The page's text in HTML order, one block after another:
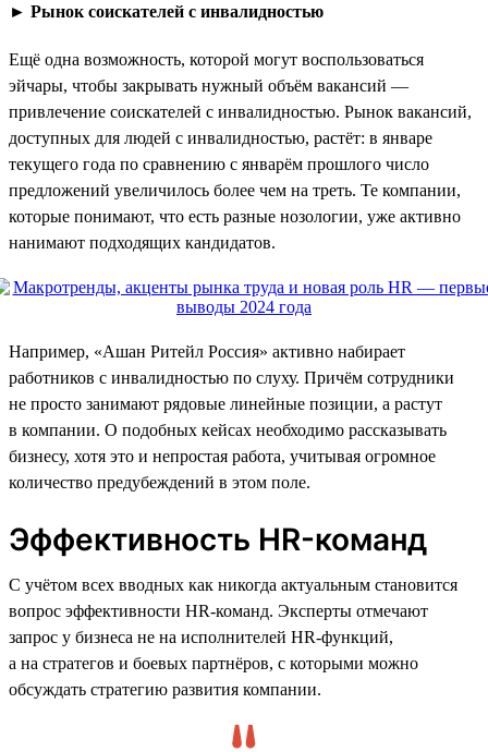
► Рынок соискателей с инвалидностью
Ещё одна возможность, которой могут воспользоваться
эйчары, чтобы закрывать нужный объём вакансий —
привлечение соискателей с инвалидностью. Рынок вакансий,
доступных для людей с инвалидностью, растёт: в январе
текущего года по сравнению с январём прошлого число
предложений увеличилось более чем на треть. Те компании,
которые понимают, что есть разные нозологии, уже активно
нанимают подходящих кандидатов.
Например, «Ашан Ритейл Россия» активно набирает
работников с инвалидностью по слуху. Причём сотрудники
не просто занимают рядовые линейные позиции, а растут
в компании. О подобных кейсах необходимо рассказывать
бизнесу, хотя это и непростая работа, учитывая огромное
количество предубеждений в этом поле.
Эффективность HR-команд
С учётом всех вводных как никогда актуальным становится
вопрос эффективности HR-команд. Эксперты отмечают
запрос у бизнеса не на исполнителей HR-функций,
а на стратегов и боевых партнёров, с которыми можно
обсуждать стратегию развития компании.